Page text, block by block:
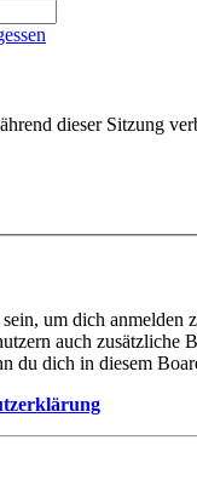
dieser Sitzung
um dich
auch zusätzliche
du dich in diesem